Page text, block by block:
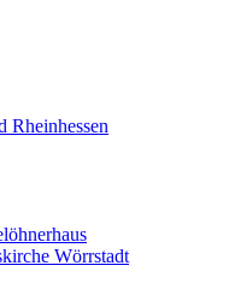
Rheinhessen
Wörrstadt